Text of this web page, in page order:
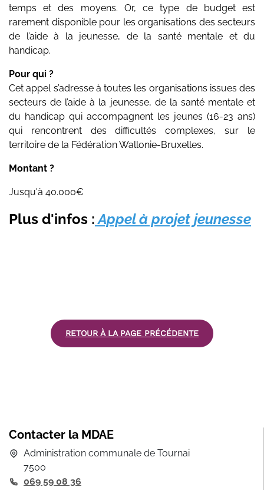
temps et des moyens. Or, ce type de budget est
rarement disponible pour les organisations des secteurs
de l’aide à la jeunesse, de la santé mentale et du
handicap.
Pour qui ?
Cet appel s’adresse à toutes les organisations issues des
secteurs de l’aide à la jeunesse, de la santé mentale et
du handicap qui accompagnent les jeunes (16-23 ans)
qui rencontrent des difficultés complexes, sur le
territoire de la Fédération Wallonie-Bruxelles.
Montant ?
Jusqu'à 40.000€
Plus d'infos :Appel à projet jeunesse
RETOUR À LA PAGE PRÉCÉDENTE
Contacter la MDAE
Administration communale de Tournai
7500
069 59 08 36